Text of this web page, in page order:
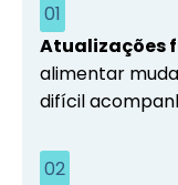
01
Atualizações
alimentar
difícil
02